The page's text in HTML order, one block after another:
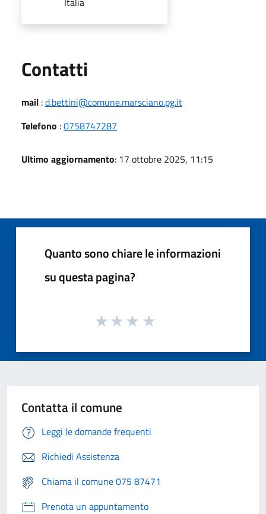
Contatti
mail :d.bettini@comune.marsciano.pg.it
Telefono :0758747287
Ultimo aggiornamento: 17 ottobre 2025, 11:15
Quanto sono chiare le informazioni
su questa pagina?
Contatta il comune
Leggi le domande frequenti
Richiedi Assistenza
Chiama il comune 075 87471
Prenota un appuntamento